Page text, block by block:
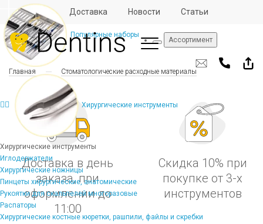
Отзывы Доставка Новости Статьи
Ассортимент
Популярные наборы
Хирургические инструменты
Хирургические инструменты
Иглодержатели
Хирургические ножницы
Пинцеты хирургические, анатомические
Рукоятки для скальпелей многоразовые
Распаторы
Хирургические костные кюретки, рашпили, файлы и скребки
Главная Стоматологические расходные материалы
Доставка в день
заказа, при
оформлении до
11:00
Скидка 10% при
покупке от 3-х
инструментов